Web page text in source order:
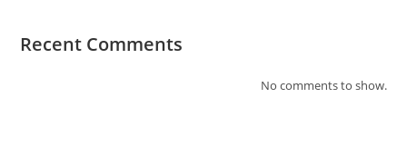
Recent Comments
No comments to show.